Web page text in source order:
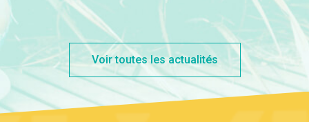
Voir toutes les actualités